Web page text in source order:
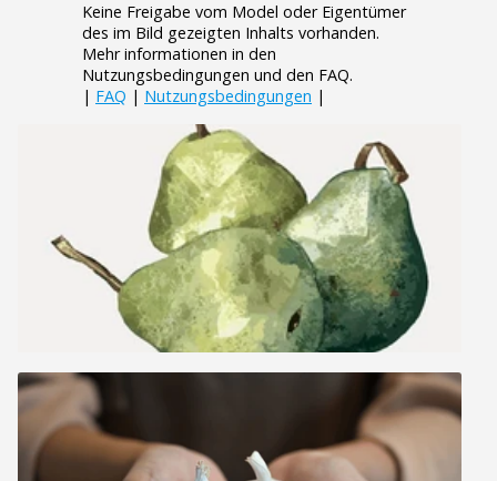
Keine Freigabe vom Model oder Eigentümer
des im Bild gezeigten Inhalts vorhanden.
Mehr informationen in den
Nutzungsbedingungen und den FAQ.
| FAQ | Nutzungsbedingungen |